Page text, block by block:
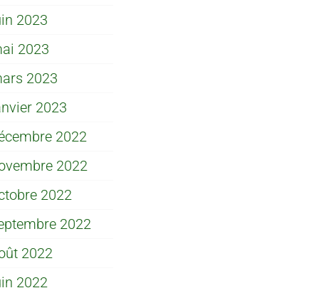
2023
2023
2023
2023
2022
2022
2022
2022
2022
2022